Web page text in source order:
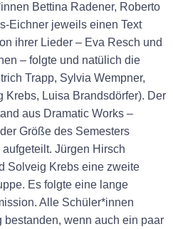
Bettina Radener, Roberto
Eichner jeweils einen Text
ihrer Lieder – Eva Resch und
– folgte und natülich die
Trapp, Sylvia Wempner,
Krebs, Luisa Brandsdörfer). Der
aus Dramatic Works –
Größe des Semesters
Jürgen Hirsch
Solveig Krebs eine zweite
Es folgte eine lange
Alle Schüler*innen
wenn auch ein paar